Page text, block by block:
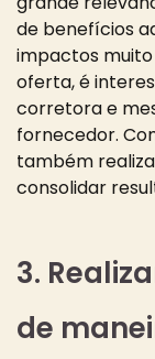
de benefícios
impactos muito
oferta, é
corretora e
fornecedor.
também
consolidar
3.
de